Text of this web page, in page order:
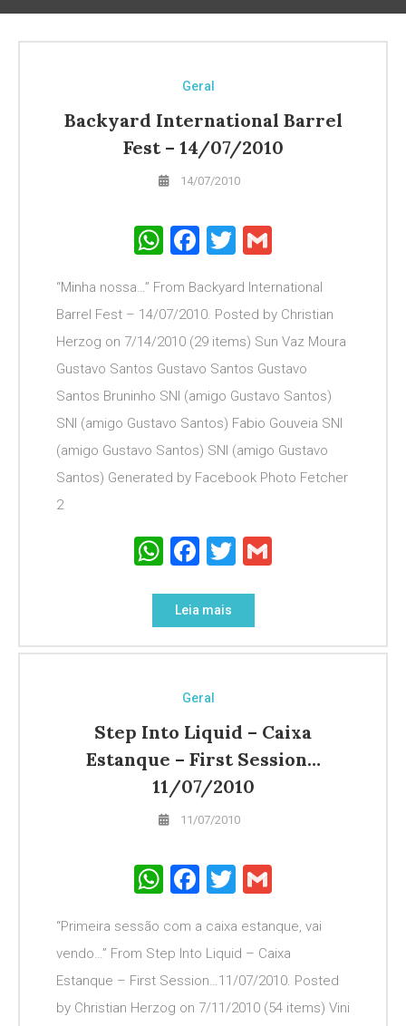
Geral
Backyard International Barrel
Fest – 14/07/2010
14/07/2010
WhatsApp
Facebook
Twitter
“Minha nossa…” From Backyard International
Barrel Fest – 14/07/2010. Posted by Christian
Herzog on 7/14/2010 (29 items) Sun Vaz Moura
Gustavo Santos Gustavo Santos Gustavo
Santos Bruninho SNI (amigo Gustavo Santos)
SNI (amigo Gustavo Santos) Fabio Gouveia SNI
(amigo Gustavo Santos) SNI (amigo Gustavo
Santos) Generated by Facebook Photo Fetcher
2
WhatsApp
Facebook
Twitter
Leia mais
Geral
Step Into Liquid – Caixa
Estanque – First Session…
11/07/2010
11/07/2010
WhatsApp
Facebook
Twitter
“Primeira sessão com a caixa estanque, vai
vendo…” From Step Into Liquid – Caixa
Estanque – First Session…11/07/2010. Posted
by Christian Herzog on 7/11/2010 (54 items) Vini